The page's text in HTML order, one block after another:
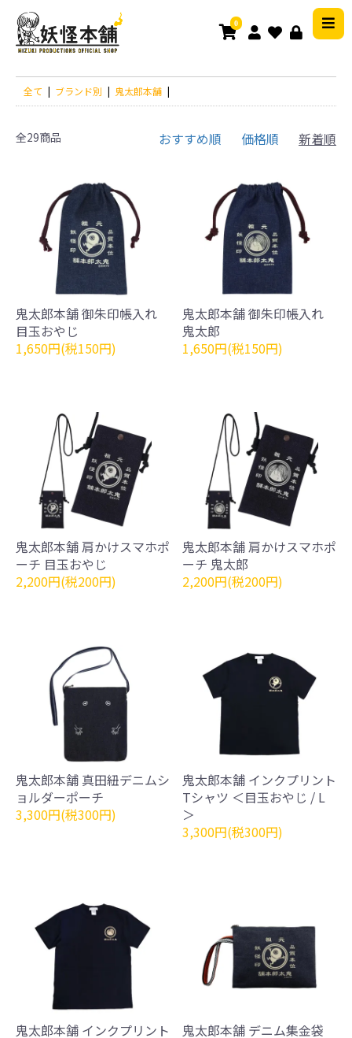
0
全て | ブランド別 | 鬼太郎本舗 |
全29商品 おすすめ順 価格順 新着順
鬼太郎本舗 御朱印帳入れ
目玉おやじ
1,650円(税150円)
鬼太郎本舗 御朱印帳入れ
鬼太郎
1,650円(税150円)
鬼太郎本舗 肩かけスマホポ
ーチ 目玉おやじ
2,200円(税200円)
鬼太郎本舗 肩かけスマホポ
ーチ 鬼太郎
2,200円(税200円)
鬼太郎本舗 真田紐デニムシ
ョルダーポーチ
3,300円(税300円)
鬼太郎本舗 インクプリント
Tシャツ ＜目玉おやじ / L
＞
3,300円(税300円)
鬼太郎本舗 インクプリント
鬼太郎本舗 デニム集金袋